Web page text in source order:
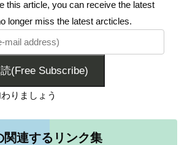
this article, you can receive the latest
longer miss the latest arcticles.
(Free Subscribe)
りましょう
関連するリンク集